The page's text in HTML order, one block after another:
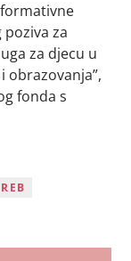
za
za djecu u
obrazovanja”,
fonda s